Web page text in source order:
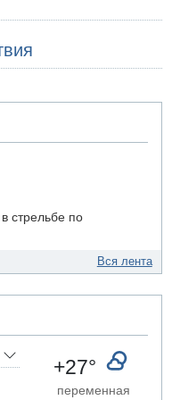
стрельбе по
Ливана
в Холоне
Вся лента
+27°
переменная